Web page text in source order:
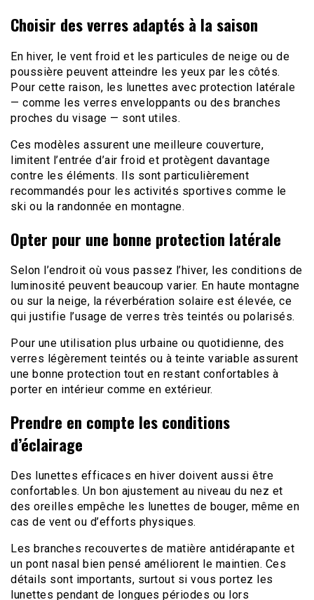
Choisir des verres adaptés à la saison
En hiver, le vent froid et les particules de neige ou de
poussière peuvent atteindre les yeux par les côtés.
Pour cette raison, les lunettes avec protection latérale
— comme les verres enveloppants ou des branches
proches du visage — sont utiles.
Ces modèles assurent une meilleure couverture,
limitent l’entrée d’air froid et protègent davantage
contre les éléments. Ils sont particulièrement
recommandés pour les activités sportives comme le
ski ou la randonnée en montagne.
Opter pour une bonne protection latérale
Selon l’endroit où vous passez l’hiver, les conditions de
luminosité peuvent beaucoup varier. En haute montagne
ou sur la neige, la réverbération solaire est élevée, ce
qui justifie l’usage de verres très teintés ou polarisés.
Pour une utilisation plus urbaine ou quotidienne, des
verres légèrement teintés ou à teinte variable assurent
une bonne protection tout en restant confortables à
porter en intérieur comme en extérieur.
Prendre en compte les conditions
d’éclairage
Des lunettes efficaces en hiver doivent aussi être
confortables. Un bon ajustement au niveau du nez et
des oreilles empêche les lunettes de bouger, même en
cas de vent ou d’efforts physiques.
Les branches recouvertes de matière antidérapante et
un pont nasal bien pensé améliorent le maintien. Ces
détails sont importants, surtout si vous portez les
lunettes pendant de longues périodes ou lors